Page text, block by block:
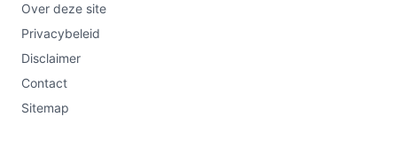
Over deze site
Privacybeleid
Disclaimer
Contact
Sitemap